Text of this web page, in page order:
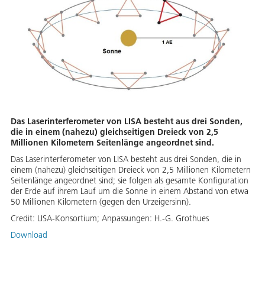
Das Laserinterferometer von LISA besteht aus drei Sonden,
die in einem (nahezu) gleichseitigen Dreieck von 2,5
Millionen Kilometern Seitenlänge angeordnet sind.
Das Laserinterferometer von LISA besteht aus drei Sonden, die in
einem (nahezu) gleichseitigen Dreieck von 2,5 Millionen Kilometern
Seitenlänge angeordnet sind; sie folgen als gesamte Konfiguration
der Erde auf ihrem Lauf um die Sonne in einem Abstand von etwa
50 Millionen Kilometern (gegen den Urzeigersinn).
Credit: LISA-Konsortium; Anpassungen: H.-G. Grothues
Download